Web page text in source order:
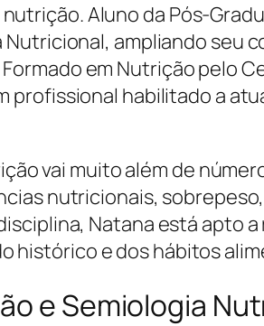
Aluno da Pós-
ampliando seu
em Nutrição pelo
habilitado a
vai muito além de
nutricionais,
Natana está apto
histórico e dos hábitos
e Semiologia